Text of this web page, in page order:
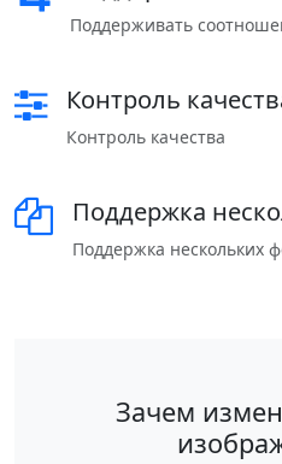
Поддерживать
Контроль
Контроль качества
Поддержка
Поддержка нескольких
Зачем